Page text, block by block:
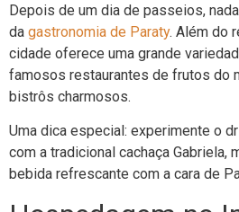
Depois de um dia de passeios,
da gastronomia de Paraty. Além do
cidade oferece uma grande
famosos restaurantes de frutos do
bistrôs charmosos.
Uma dica especial: experimente o
com a tradicional cachaça Gabriela,
bebida refrescante com a cara de